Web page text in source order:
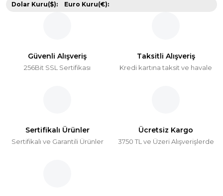
Dolar Kuru($): Euro Kuru(€):
Güvenli Alışveriş
256Bit SSL Sertifikası
Taksitli Alışveriş
Kredi kartına taksit ve havale
Sertifikalı Ürünler
Sertifikalı ve Garantili Ürünler
Ücretsiz Kargo
3750 TL ve Üzeri Alışverişlerde